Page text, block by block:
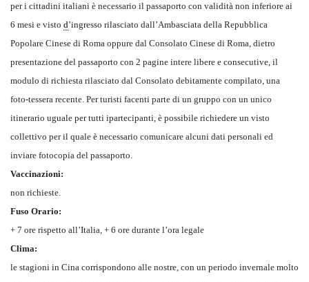
per i cittadini italiani è necessario il passaporto con validità non inferiore ai
6 mesi e visto d’ingresso rilasciato dall’Ambasciata della Repubblica
Popolare Cinese di Roma oppure dal Consolato Cinese di Roma, dietro
presentazione del passaporto con 2 pagine intere libere e consecutive, il
modulo di richiesta rilasciato dal Consolato debitamente compilato, una
foto-tessera recente. Per turisti facenti parte di un gruppo con un unico
itinerario uguale per tutti ipartecipanti, è possibile richiedere un visto
collettivo per il quale è necessario comunicare alcuni dati personali ed
inviare fotocopia del passaporto.
Vaccinazioni:
non richieste.
Fuso Orario:
+ 7 ore rispetto all’Italia, + 6 ore durante l’ora legale
Clima:
le stagioni in Cina corrispondono alle nostre, con un periodo invernale molto